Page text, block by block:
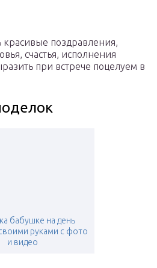
красивые поздравления,
счастья, исполнения
при встрече поцелуем в
бабушке на день
руками с фото
и видео